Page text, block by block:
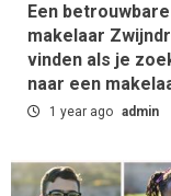
Een betrouwbare
makelaar
vinden als je
naar een
1 year ago admin